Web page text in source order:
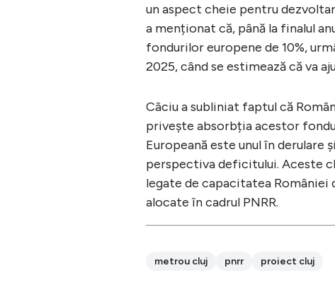
un aspect cheie pentru
a menționat că, până la finalul
fondurilor europene de 10%,
2025, când se estimează că va
Câciu a subliniat faptul că
privește absorbția acestor
Europeană este unul în
perspectiva deficitului. Aceste
legate de capacitatea
alocate în cadrul PNRR.
metrou cluj pnrr proiect cluj